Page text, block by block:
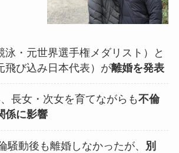
泳・元世界選手権メダリスト）と
飛び込み日本代表）が離婚を発表
長女・次女を育てながらも不倫
係に影響
騒動後も離婚しなかったが、 別